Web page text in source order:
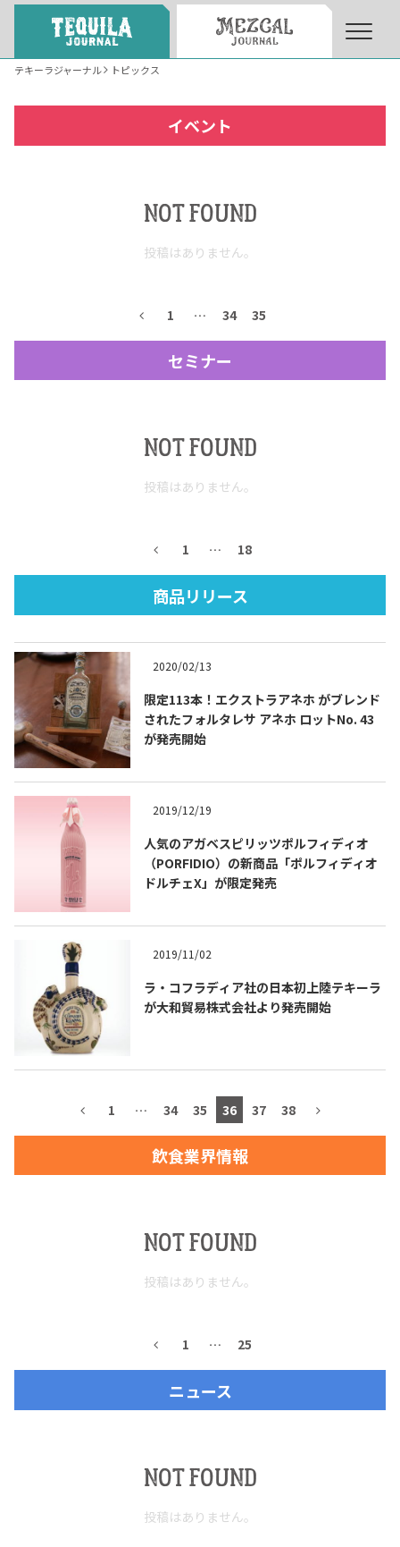
メキシコの記念日
トピックス一覧
Topics List
イベント一覧
Events List
お問合せ
Contact
バー＆レストラン
Tequila Journal SNS
テキーラとは
テキーラマーケット
メキシコ旅行
トピックス
テキーラジャーナル トピックス
イベント
NOT FOUND
投稿はありません。
1 … 34 35
セミナー
NOT FOUND
投稿はありません。
1 … 18
商品リリース
2020/02/13
限定113本！エクストラアネホ がブレンド
されたフォルタレサ アネホ ロットNo. 43
が発売開始
2019/12/19
人気のアガベスピリッツポルフィディオ
（PORFIDIO）の新商品「ポルフィディオ
ドルチェX」が限定発売
2019/11/02
ラ・コフラディア社の日本初上陸テキーラ
が大和貿易株式会社より発売開始
1 … 34 35 36 37 38
飲食業界情報
NOT FOUND
投稿はありません。
1 … 25
ニュース
NOT FOUND
投稿はありません。